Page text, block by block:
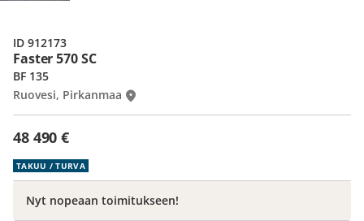
Faster 570 SC
48 490 €
BF 135
Ruovesi, Pirkanmaa
ID 912173
TAKUU / TURVA
Nyt nopeaan toimitukseen!